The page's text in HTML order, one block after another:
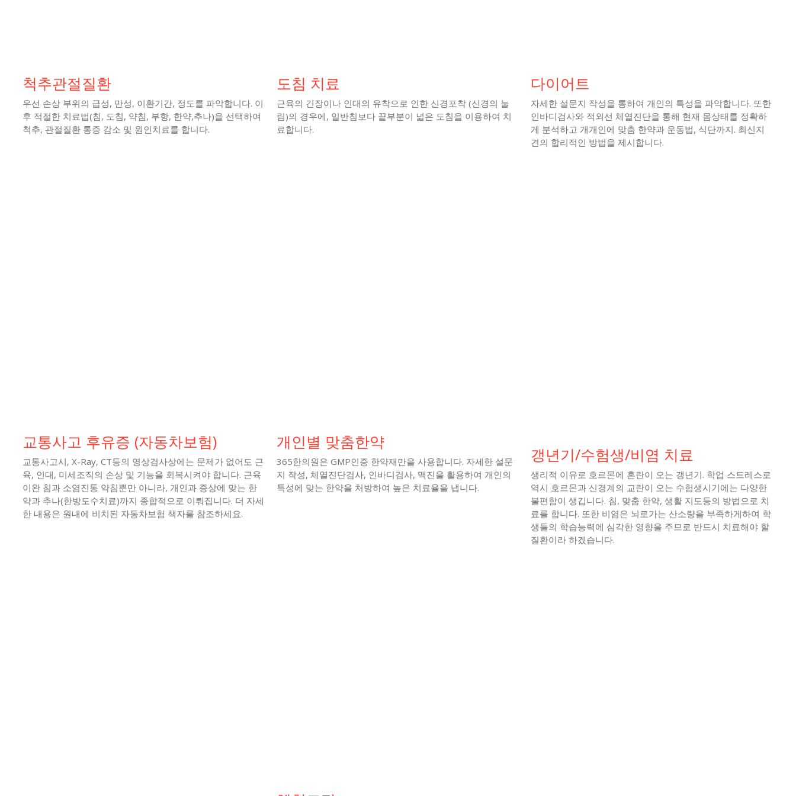
척추관절질환
우선 손상 부위의 급성, 만성, 이환기간, 정도를 파악합니다. 이
후 적절한 치료법(침, 도침, 약침, 부항, 한약,추나)을 선택하여
척추, 관절질환 통증 감소 및 원인치료를 합니다.
도침 치료
근육의 긴장이나 인대의 유착으로 인한 신경포착 (신경의 눌
림)의 경우에, 일반침보다 끝부분이 넓은 도침을 이용하여 치
료합니다.
다이어트
자세한 설문지 작성을 통하여 개인의 특성을 파악합니다. 또한
인바디검사와 적외선 체열진단을 통해 현재 몸상태를 정확하
게 분석하고 개개인에 맞춤 한약과 운동법, 식단까지. 최신지
견의 합리적인 방법을 제시합니다.
교통사고 후유증 (자동차보험)
교통사고시, X-Ray, CT등의 영상검사상에는 문제가 없어도 근
육, 인대, 미세조직의 손상 및 기능을 회복시켜야 합니다. 근육
이완 침과 소염진통 약침뿐만 아니라, 개인과 증상에 맞는 한
약과 추나(한방도수치료)까지 종합적으로 이뤄집니다. 더 자세
한 내용은 원내에 비치된 자동차보험 책자를 참조하세요.
개인별 맞춤한약
365한의원은 GMP인증 한약재만을 사용합니다. 자세한 설문
지 작성, 체열진단검사, 인바디검사, 맥진을 활용하여 개인의
특성에 맞는 한약을 처방하여 높은 치료율을 냅니다.
갱년기/수험생/비염 치료
생리적 이유로 호르몬에 혼란이 오는 갱년기. 학업 스트레스로
역시 호르몬과 신경계의 교란이 오는 수험생시기에는 다양한
불편함이 생깁니다. 침, 맞춤 한약, 생활 지도등의 방법으로 치
료를 합니다. 또한 비염은 뇌로가는 산소량을 부족하게하여 학
생들의 학습능력에 심각한 영향을 주므로 반드시 치료해야 할
질환이라 하겠습니다.